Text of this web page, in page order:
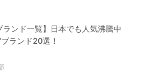
ランド一覧】日本でも人気沸騰中
ランド20選！